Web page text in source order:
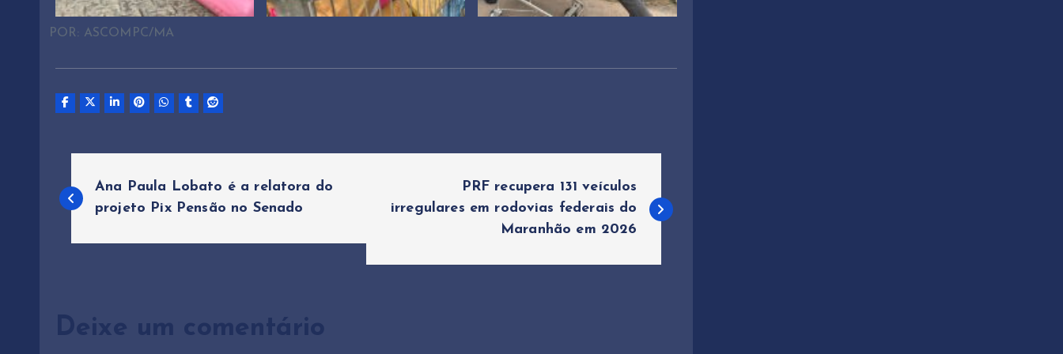
POR: ASCOMPC/MA
a
e
Ana Paula Lobato é a relatora do
projeto Pix Pensão no Senado
PRF recupera 131 veículos
irregulares em rodovias federais do
Maranhão em 2026
Deixe um comentário